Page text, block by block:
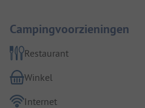
Campingvoorzieningen
Restaurant
Winkel
Internet